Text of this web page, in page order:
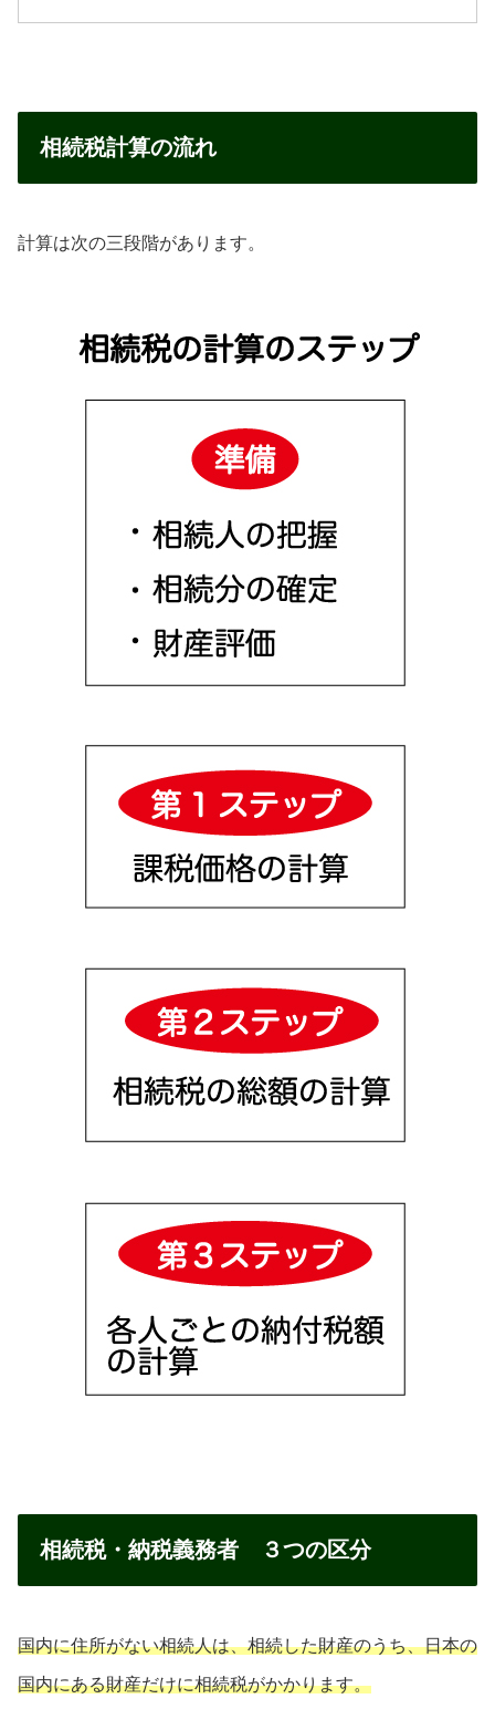
相続税計算の流れ
計算は次の三段階があります。
相続税・納税義務者 ３つの区分
国内に住所がない相続人は、相続した財産のうち、日本の
国内にある財産だけに相続税がかかります。